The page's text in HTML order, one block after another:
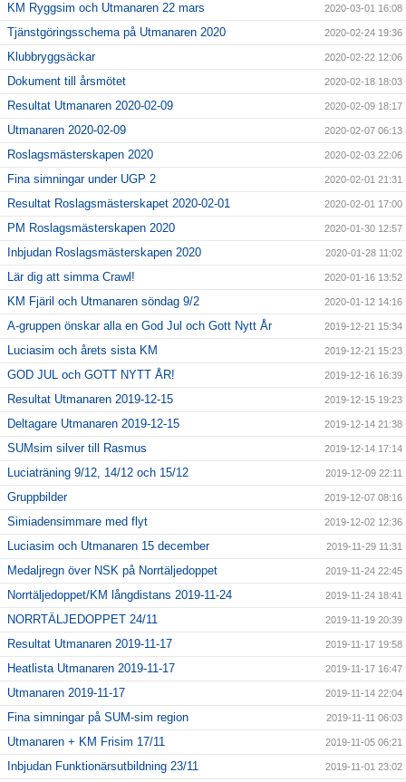
KM Ryggsim och Utmanaren 22 mars 2020-03-01 16:08
Tjänstgöringsschema på Utmanaren 2020 2020-02-24 19:36
Klubbryggsäckar 2020-02-22 12:06
Dokument till årsmötet 2020-02-18 18:03
Resultat Utmanaren 2020-02-09 2020-02-09 18:17
Utmanaren 2020-02-09 2020-02-07 06:13
Roslagsmästerskapen 2020 2020-02-03 22:06
Fina simningar under UGP 2 2020-02-01 21:31
Resultat Roslagsmästerskapet 2020-02-01 2020-02-01 17:00
PM Roslagsmästerskapen 2020 2020-01-30 12:57
Inbjudan Roslagsmästerskapen 2020 2020-01-28 11:02
Lär dig att simma Crawl! 2020-01-16 13:52
KM Fjäril och Utmanaren söndag 9/2 2020-01-12 14:16
A-gruppen önskar alla en God Jul och Gott Nytt År 2019-12-21 15:34
Luciasim och årets sista KM 2019-12-21 15:23
GOD JUL och GOTT NYTT ÅR! 2019-12-16 16:39
Resultat Utmanaren 2019-12-15 2019-12-15 19:23
Deltagare Utmanaren 2019-12-15 2019-12-14 21:38
SUMsim silver till Rasmus 2019-12-14 17:14
Luciaträning 9/12, 14/12 och 15/12 2019-12-09 22:11
Gruppbilder 2019-12-07 08:16
Simiadensimmare med flyt 2019-12-02 12:36
Luciasim och Utmanaren 15 december 2019-11-29 11:31
Medaljregn över NSK på Norrtäljedoppet 2019-11-24 22:45
Norrtäljedoppet/KM långdistans 2019-11-24 2019-11-24 18:41
NORRTÄLJEDOPPET 24/11 2019-11-19 20:39
Resultat Utmanaren 2019-11-17 2019-11-17 19:58
Heatlista Utmanaren 2019-11-17 2019-11-17 16:47
Utmanaren 2019-11-17 2019-11-14 22:04
Fina simningar på SUM-sim region 2019-11-11 06:03
Utmanaren + KM Frisim 17/11 2019-11-05 06:21
Inbjudan Funktionärsutbildning 23/11 2019-11-01 23:02